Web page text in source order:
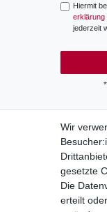
Hiermit
erklärung
jederzeit
Wir
gesetzte
Die
erteilt